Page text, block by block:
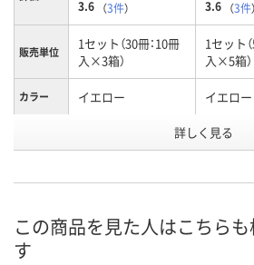
3.6 （3件） 3.6 （3件）
販売単位
1セット（30冊：10冊
入×3箱）
1セット
入×5箱）
カラー イエロー イエロー
A4タテ
号
お届け日
詳しく見る
この商品を見た人はこちら
す